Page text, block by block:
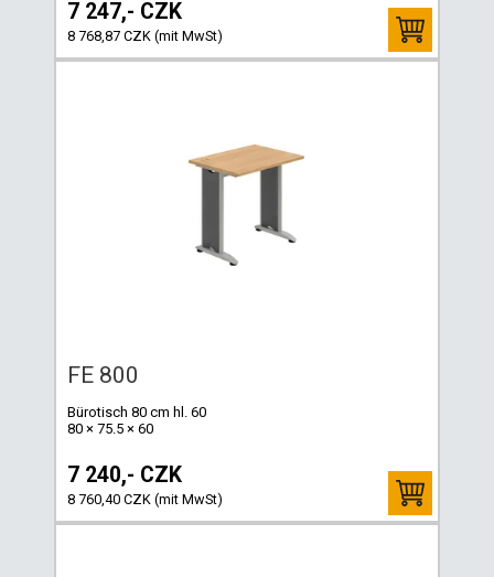
7 247,- CZK
8 768,87 CZK (mit MwSt)
FE 800
Bürotisch 80 cm hl. 60
80 × 75.5 × 60
7 240,- CZK
8 760,40 CZK (mit MwSt)